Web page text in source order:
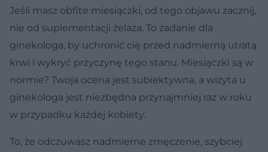
Jeśli masz obfite miesiączki, od tego objawu zacznij,
nie od suplementacji żelaza. To zadanie dla
ginekologa, by uchronić cię przed nadmierną utratą
krwi i wykryć przyczynę tego stanu. Miesiączki są w
normie? Twoja ocena jest subiektywna, a wizyta u
ginekologa jest niezbędna przynajmniej raz w roku
w przypadku każdej kobiety.
To, że odczuwasz nadmierne zmęczenie, szybciej